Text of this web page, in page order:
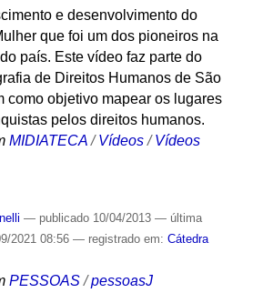
e desenvolvimento do
que foi um dos pioneiros na
país. Este vídeo faz parte do
de Direitos Humanos de São
como objetivo mapear os lugares
pelos direitos humanos.
MIDIATECA /Vídeos /Vídeos
— publicado10/04/2013 — última
2021 08:56 — registrado em: Cátedra
PESSOAS /pessoasJ